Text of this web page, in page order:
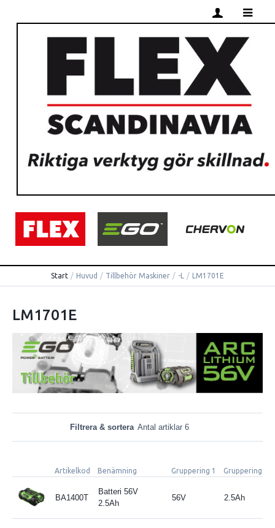
Start / Huvud / Tillbehör Maskiner / -L / LM1701E
LM1701E
Filtrera & sortera Antal artiklar 6
Artikelkod Benämning Gruppering 1 Gruppering 2
BA1400T
Batteri 56V
2.5Ah
56V 2.5Ah